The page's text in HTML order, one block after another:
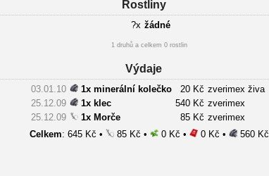
Rostliny
?x žádné
1 druhů a celkem 0 rostlin
Výdaje
03.01.10 1x minerální kolečko 20 Kč zverimex živa
25.12.09
1x klec 540 Kč zverimex
25.12.09
1x Morče 85 Kč zverimex
Celkem: 645 Kč • 85 Kč • 0 Kč • 0 Kč • 560 Kč